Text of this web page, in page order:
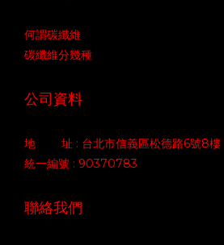
何謂碳纖維
碳纖維分幾種
公司資料
地 址 : 台北市信義區松德路6號8樓
統一編號 : 90370783
聯絡我們